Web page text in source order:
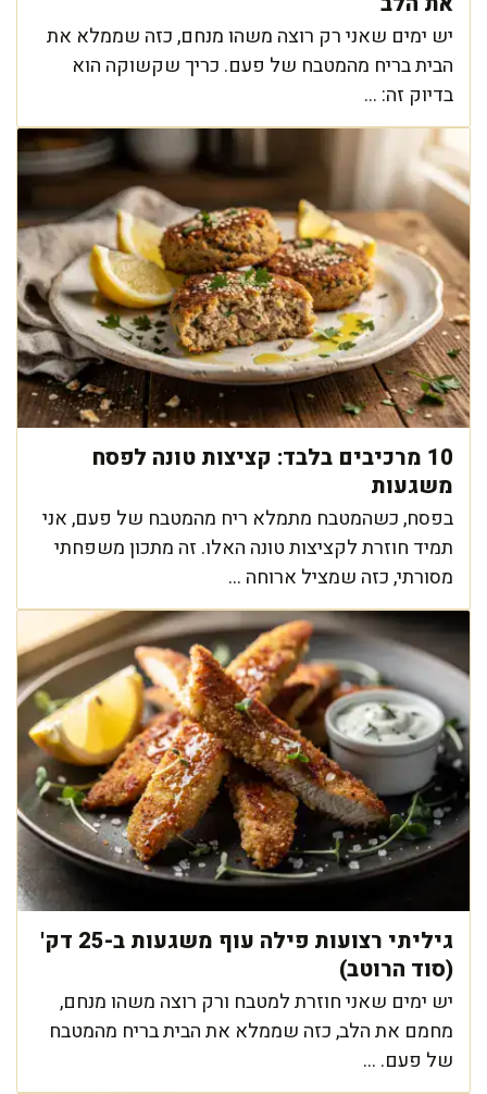
יש ימים שאני רק רוצה משהו מנחם, כזה שממלא את
הבית בריח מהמטבח של פעם. כריך שקשוקה הוא
בדיוק זה: ...
10 מרכיבים בלבד: קציצות טונה לפסח
משגעות
בפסח, כשהמטבח מתמלא ריח מהמטבח של פעם, אני
תמיד חוזרת לקציצות טונה האלו. זה מתכון משפחתי
מסורתי, כזה שמציל ארוחה ...
גיליתי רצועות פילה עוף משגעות ב-25 דק'
(סוד הרוטב)
יש ימים שאני חוזרת למטבח ורק רוצה משהו מנחם,
מחמם את הלב, כזה שממלא את הבית בריח מהמטבח
של פעם. ...